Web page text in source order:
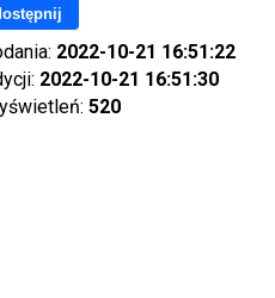
2022-10-21 16:51:22
2022-10-21 16:51:30
520